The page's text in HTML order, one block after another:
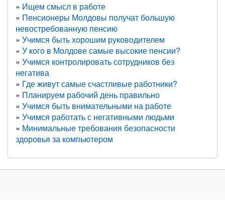
Ищем смысл в работе
Пенсионеры Молдовы получат большую
невостребованную пенсию
Учимся быть хорошим руководителем
У кого в Молдове самые высокие пенсии?
Учимся контролировать сотрудников без
негатива
Где живут самые счастливые работники?
Планируем рабочий день правильно
Учимся быть внимательными на работе
Учимся работать с негативными людьми
Минимальные требования безопасности
здоровья за компьютером